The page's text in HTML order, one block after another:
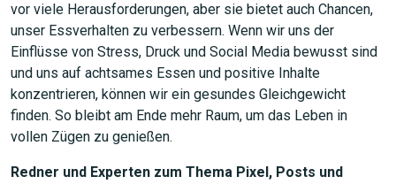
vor viele Herausforderungen, aber sie bietet auch Chancen,
unser Essverhalten zu verbessern. Wenn wir uns der
Einflüsse von Stress, Druck und Social Media bewusst sind
und uns auf achtsames Essen und positive Inhalte
konzentrieren, können wir ein gesundes Gleichgewicht
finden. So bleibt am Ende mehr Raum, um das Leben in
vollen Zügen zu genießen.
Redner und Experten zum Thema Pixel, Posts und